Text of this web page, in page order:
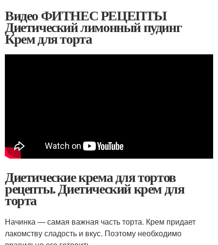
Видео ФИТНЕС РЕЦЕПТЫ
Диетический лимонный пудинг
Крем для торта
Диетические крема для тортов
рецепты. Диетический крем для
торта
Начинка — самая важная часть торта. Крем придает
лакомству сладость и вкус. Поэтому необходимо